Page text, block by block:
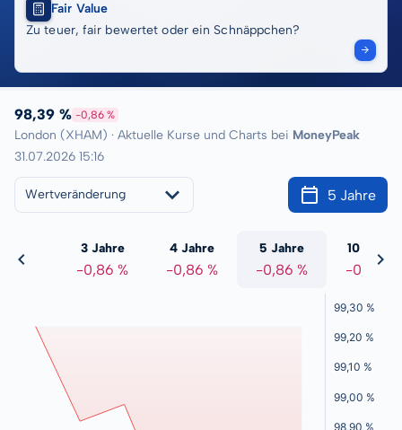
Fair Value
Zu teuer, fair bewertet oder ein Schnäppchen?
98,39 % -0,86 %
London (XHAM) · Aktuelle Kurse und Charts bei MoneyPeak
31.07.2026 15:16
Wertveränderung 5 Jahre
%
3 Jahre
-0,86 %
4 Jahre
-0,86 %
5 Jahre
-0,86 %
10 Jahre
-0,86 %